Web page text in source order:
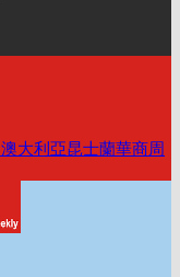
澳大利亞昆士蘭華商周